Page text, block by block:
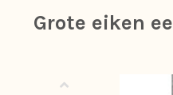
Grote eiken